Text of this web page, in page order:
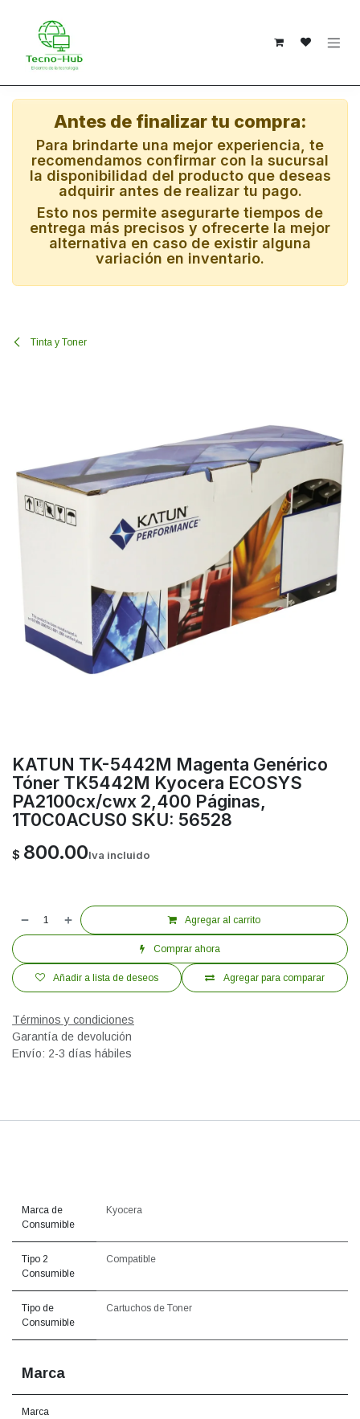
Antes de finalizar tu compra:
Para brindarte una mejor experiencia, te
recomendamos confirmar con la sucursal
la disponibilidad del producto que deseas
adquirir antes de realizar tu pago.
Esto nos permite asegurarte tiempos de
entrega más precisos y ofrecerte la mejor
alternativa en caso de existir alguna
variación en inventario.
Tinta y Toner
KATUN TK-5442M Magenta Genérico
Tóner TK5442M Kyocera ECOSYS
PA2100cx/cwx 2,400 Páginas,
1T0C0ACUS0 SKU: 56528
$ 800.00Iva incluido
Agregar al carrito
Comprar ahora
Agregar para comparar
Añadir a lista de deseos
Términos y condiciones
Garantía de devolución
Envío: 2-3 días hábiles
Marca de
Consumible
Kyocera
Tipo 2
Consumible
Compatible
Tipo de
Consumible
Cartuchos de Toner
Marca
Marca